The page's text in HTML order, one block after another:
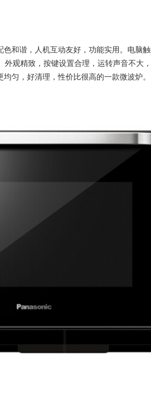
和谐，人机互动友好，功能实用。电脑
外观精致，按键设置合理，运转声音不大
匀，好清理，性价比很高的一款微波炉。